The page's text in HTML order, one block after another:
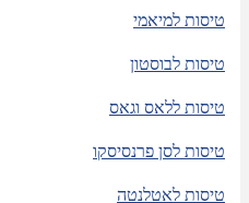
טיסות למיאמי
טיסות לבוסטון
טיסות ללאס וגאס
טיסות לסן פרנסיסקו
טיסות לאטלנטה